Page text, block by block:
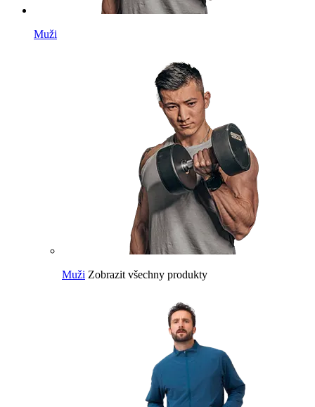
Muži
Muži Zobrazit všechny produkty